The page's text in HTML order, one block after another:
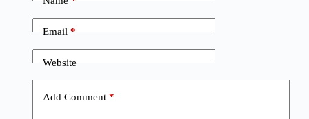
Email*
Website
Add Comment*